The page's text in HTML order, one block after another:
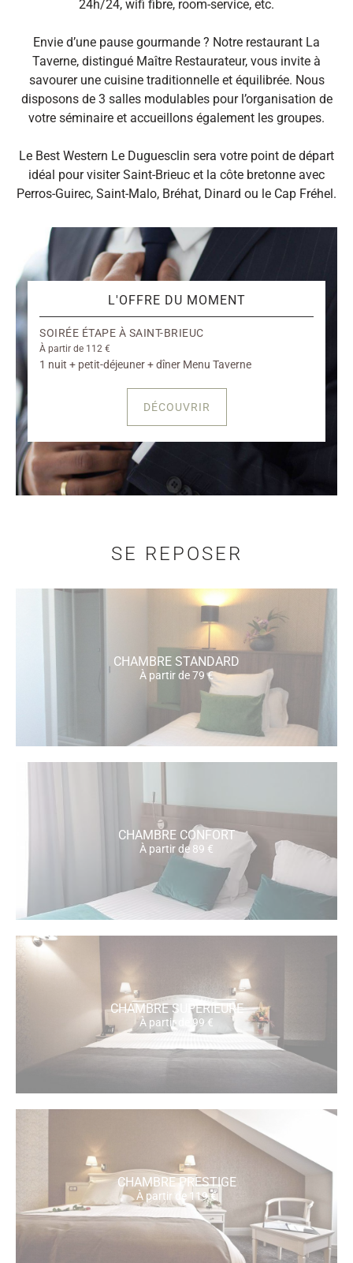
L'OFFRE DU MOMENT
SOIRÉE ÉTAPE À SAINT-BRIEUC
À partir de 112 €
1 nuit + petit-déjeuner + dîner Menu Taverne
DÉCOUVRIR
24h/24, wifi fibre, room-service, etc.
Envie d’une pause gourmande ? Notre restaurant La
Taverne, distingué Maître Restaurateur, vous invite à
savourer une cuisine traditionnelle et équilibrée. Nous
disposons de 3 salles modulables pour l’organisation de
votre séminaire et accueillons également les groupes.
Le Best Western Le Duguesclin sera votre point de départ
idéal pour visiter Saint-Brieuc et la côte bretonne avec
Perros-Guirec, Saint-Malo, Bréhat, Dinard ou le Cap Fréhel.
SE REPOSER
CHAMBRE STANDARD
À partir de 79 €
CHAMBRE CONFORT
À partir de 89 €
CHAMBRE SUPÉRIEURE
À partir de 99 €
CHAMBRE PRESTIGE
À partir de 119 €